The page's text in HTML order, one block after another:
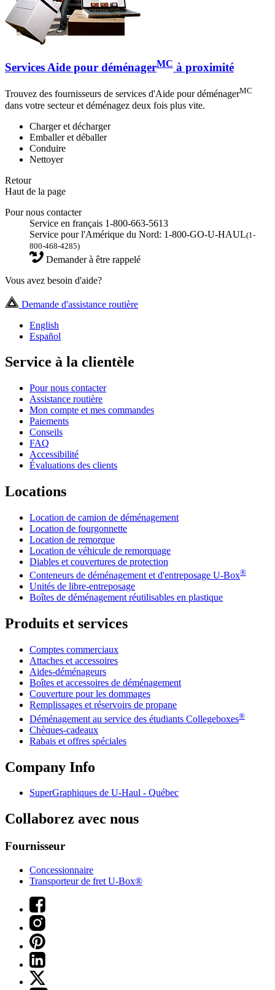
Services Aide pour déménagerMC à proximité
Trouvez des fournisseurs de services d'Aide pour déménagerMC
dans votre secteur et déménagez deux fois plus vite.
Charger et décharger
Emballer et déballer
Conduire
Nettoyer
Retour
Haut de la page
Pour nous contacter
Service en français 1-800-663-5613
Service pour l'Amérique du Nord: 1-800-GO-U-HAUL(1-
800-468-4285)
Demander à être rappelé
Vous avez besoin d'aide?
Demande d'assistance routière
English
Español
Service à la clientèle
Pour nous contacter
Assistance routière
Mon compte et mes commandes
Paiements
Conseils
FAQ
Accessibilité
Évaluations des clients
Locations
Location de camion de déménagement
Location de fourgonnette
Location de remorque
Location de véhicule de remorquage
Diables et couvertures de protection
Conteneurs de déménagement et d'entreposage U-Box®
Unités de libre-entreposage
Boîtes de déménagement réutilisables en plastique
Produits et services
Comptes commerciaux
Attaches et accessoires
Aides-déménageurs
Boîtes et accessoires de déménagement
Couverture pour les dommages
Remplissages et réservoirs de propane
Déménagement au service des étudiants Collegeboxes®
Chèques-cadeaux
Rabais et offres spéciales
Company Info
SuperGraphiques de U-Haul - Québec
Collaborez avec nous
Fournisseur
Concessionnaire
Transporteur de fret U-Box®